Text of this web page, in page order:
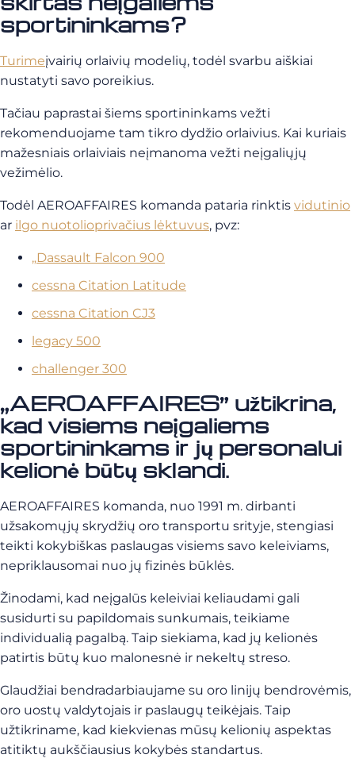
sportininkams?
Turimeįvairių orlaivių modelių, todėl svarbu aiškiai
nustatyti savo poreikius.
Tačiau paprastai šiems sportininkams vežti
rekomenduojame tam tikro dydžio orlaivius. Kai kuriais
mažesniais orlaiviais neįmanoma vežti neįgaliųjų
vežimėlio.
Todėl AEROAFFAIRES komanda pataria rinktis vidutinio
ar ilgo nuotolioprivačius lėktuvus, pvz:
„Dassault Falcon 900
cessna Citation Latitude
cessna Citation CJ3
legacy 500
challenger 300
„AEROAFFAIRES” užtikrina,
kad visiems neįgaliems
sportininkams ir jų personalui
kelionė būtų sklandi.
AEROAFFAIRES komanda, nuo 1991 m. dirbanti
užsakomųjų skrydžių oro transportu srityje, stengiasi
teikti kokybiškas paslaugas visiems savo keleiviams,
nepriklausomai nuo jų fizinės būklės.
Žinodami, kad neįgalūs keleiviai keliaudami gali
susidurti su papildomais sunkumais, teikiame
individualią pagalbą. Taip siekiama, kad jų kelionės
patirtis būtų kuo malonesnė ir nekeltų streso.
Glaudžiai bendradarbiaujame su oro linijų bendrovėmis,
oro uostų valdytojais ir paslaugų teikėjais. Taip
užtikriname, kad kiekvienas mūsų kelionių aspektas
atitiktų aukščiausius kokybės standartus.